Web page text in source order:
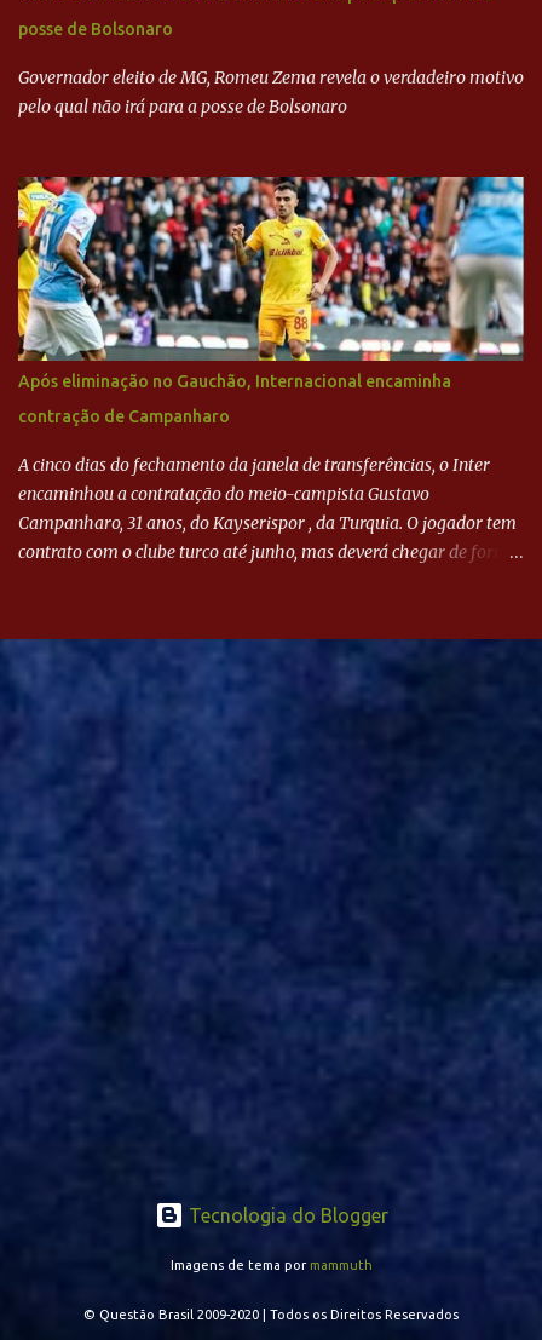
dinheiro da Odebrecht bancou a campanha de Serra em 2010 Leia
mais... A Lava Jato chega ao PSDB | VEJA.com
posse de Bolsonaro
Governador eleito de MG, Romeu Zema revela o verdadeiro motivo
pelo qual não irá para a posse de Bolsonaro
Após eliminação no Gauchão, Internacional encaminha
contração de Campanharo
A cinco dias do fechamento da janela de transferências, o Inter
encaminhou a contratação do meio-campista Gustavo
Campanharo, 31 anos, do Kayserispor , da Turquia. O jogador tem
contrato com o clube turco até junho, mas deverá chegar de forma
Evian, da França, Hellas Verona, da Itália, e Ludogorets, da
Bulgária. O último clube brasileiro foi a Chapecoense, em 2020.
Desde então, está no Kayserispor. Caso a negociação seja
Turquia, Gustavo Campanharo vem atuando como volante, mas
Tecnologia do Blogger
Imagens de tema por mammuth
© Questão Brasil 2009-2020 | Todos os Direitos Reservados